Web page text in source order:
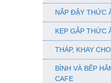
NẮP ĐẬY THỨC
KẸP GẮP THỨC
THÁP, KHAY
BÌNH VÀ BẾP
CAFE